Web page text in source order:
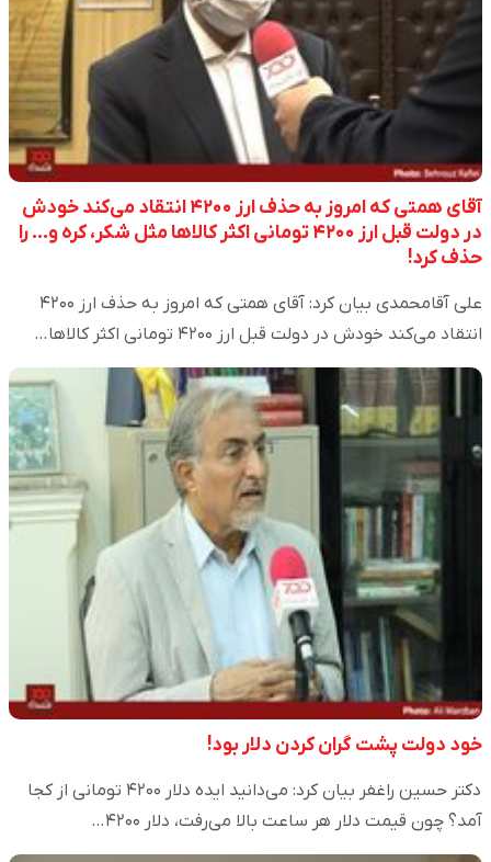
آقای همتی که امروز به حذف ارز ۴۲۰۰ انتقاد می‌کند خودش
در دولت قبل ارز ۴۲۰۰ تومانی اکثر کالاها مثل شکر، کره و... را
حذف کرد!
علی آقامحمدی بیان کرد: آقای همتی که امروز به حذف ارز ۴۲۰۰
انتقاد می‌کند خودش در دولت قبل ارز ۴۲۰۰ تومانی اکثر کالاها…
خود دولت پشت گران کردن دلار بود!
دکتر حسین راغفر بیان کرد: می‌دانید ایده دلار ۴۲۰۰ تومانی از کجا
آمد؟ چون قیمت دلار هر ساعت بالا می‌رفت، دلار ۴۲۰۰…